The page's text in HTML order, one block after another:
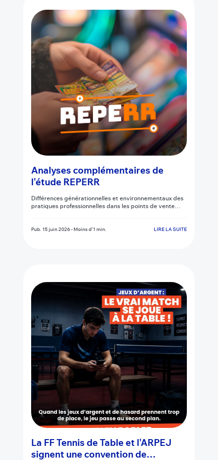
Analyses complémentaires de
l'étude REPERR
Différences générationnelles et environnementaux des
pratiques professionnelles dans les points de vente
Pub. 15 juin 2026 - Moins d'1 min. LIRE LA SUITE
La FF Tennis de Table et l'ARPEJ
signent une convention de